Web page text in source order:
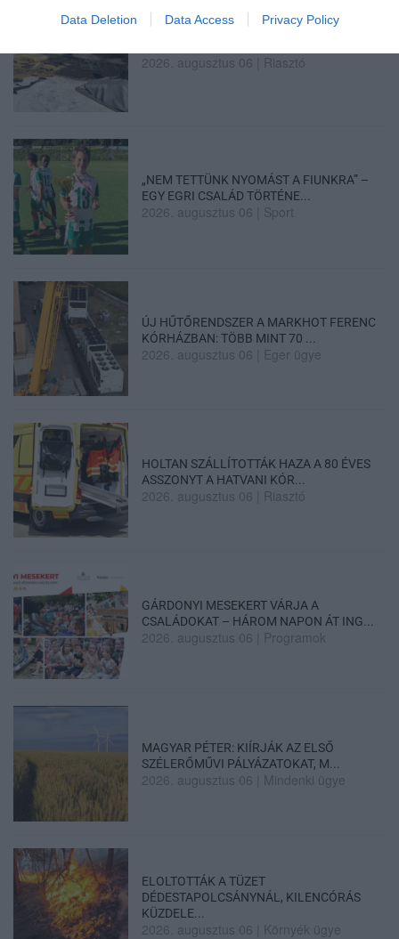
Data Deletion Data Access Privacy Policy
2026. augusztus 06 Riasztó
„NEM TETTÜNK NYOMÁST A FIUNKRA” –
EGY EGRI CSALÁD TÖRTÉNE...
2026. augusztus 06 Sport
ÚJ HŰTŐRENDSZER A MARKHOT FERENC
KÓRHÁZBAN: TÖBB MINT 70 ...
2026. augusztus 06 Eger ügye
HOLTAN SZÁLLÍTOTTÁK HAZA A 80 ÉVES
ASSZONYT A HATVANI KÓR...
2026. augusztus 06 Riasztó
GÁRDONYI MESEKERT VÁRJA A
CSALÁDOKAT – HÁROM NAPON ÁT ING...
2026. augusztus 06 Programok
MAGYAR PÉTER: KIÍRJÁK AZ ELSŐ
SZÉLERŐMŰVI PÁLYÁZATOKAT, M...
2026. augusztus 06 Mindenki ügye
ELOLTOTTÁK A TÜZET
DÉDESTAPOLCSÁNYNÁL, KILENCÓRÁS
KÜZDELE...
2026. augusztus 06 Környék ügye